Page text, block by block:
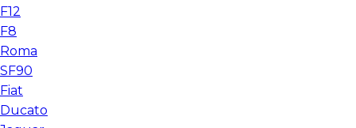
F12
F8
Roma
SF90
Fiat
Ducato